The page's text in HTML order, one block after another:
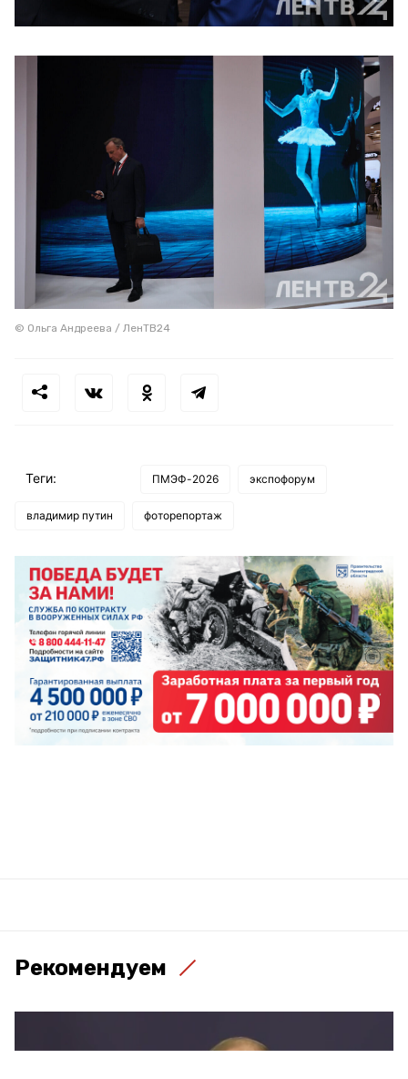
© Ольга Андреева / ЛенТВ24
Теги: ПМЭФ-2026 экспофорум
владимир путин фоторепортаж
Рекомендуем